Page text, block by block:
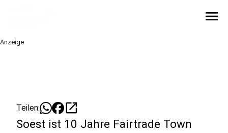
menu
Anzeige
Teilen: open_in_new
Soest ist 10 Jahre Fairtrade Town